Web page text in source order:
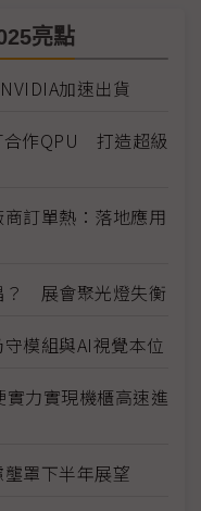
亮點
加速出貨
合作QPU 打造超級
訂單熱：落地應用
？ 展會聚光燈失衡
模組與AI視覺本位
力實現機櫃高速進
罩下半年展望